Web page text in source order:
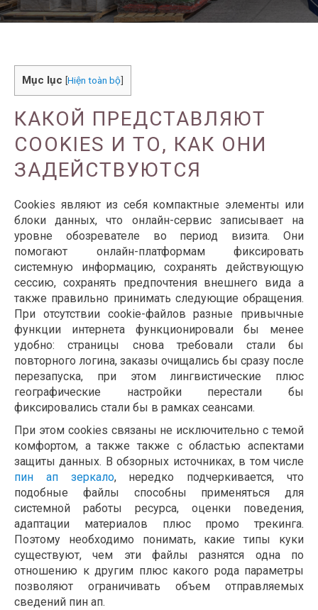
Mục lục [Hiện toàn bộ]
КАКОЙ ПРЕДСТАВЛЯЮТ
COOKIES И ТО, КАК ОНИ
ЗАДЕЙСТВУЮТСЯ
Cookies являют из себя компактные элементы или
блоки данных, что онлайн-сервис записывает на
уровне обозревателе во период визита. Они
помогают онлайн-платформам фиксировать
системную информацию, сохранять действующую
сессию, сохранять предпочтения внешнего вида а
также правильно принимать следующие обращения.
При отсутствии cookie-файлов разные привычные
функции интернета функционировали бы менее
удобно: страницы снова требовали стали бы
повторного логина, заказы очищались бы сразу после
перезапуска, при этом лингвистические плюс
географические настройки перестали бы
фиксировались стали бы в рамках сеансами.
При этом cookies связаны не исключительно с темой
комфортом, а также также с областью аспектами
защиты данных. В обзорных источниках, в том числе
пин ап зеркало, нередко подчеркивается, что
подобные файлы способны применяться для
системной работы ресурса, оценки поведения,
адаптации материалов плюс промо трекинга.
Поэтому необходимо понимать, какие типы куки
существуют, чем эти файлы разнятся одна по
отношению к другим плюс какого рода параметры
позволяют ограничивать объем отправляемых
сведений пин ап.